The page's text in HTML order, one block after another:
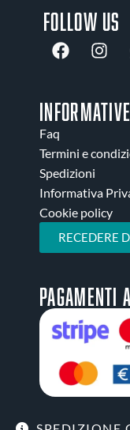
Follow us
INFORMATIVE
Faq
Termini e
Spedizioni
Informativa
Cookie policy
RECEDERE
Pagamenti